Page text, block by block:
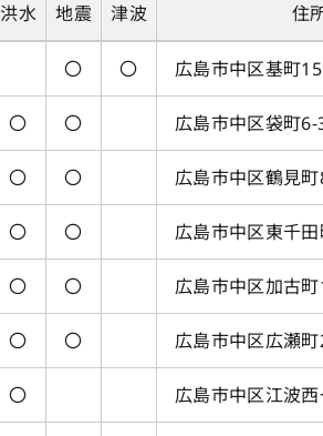
洪水 地震 津波 住
〇 〇 広島市中区基町15
〇 〇 広島市中区袋町6-
〇 〇 広島市中区鶴見
〇 〇 広島市中区東千田
〇 〇 広島市中区加古
〇 〇 広島市中区広瀬
〇 広島市中区江波西